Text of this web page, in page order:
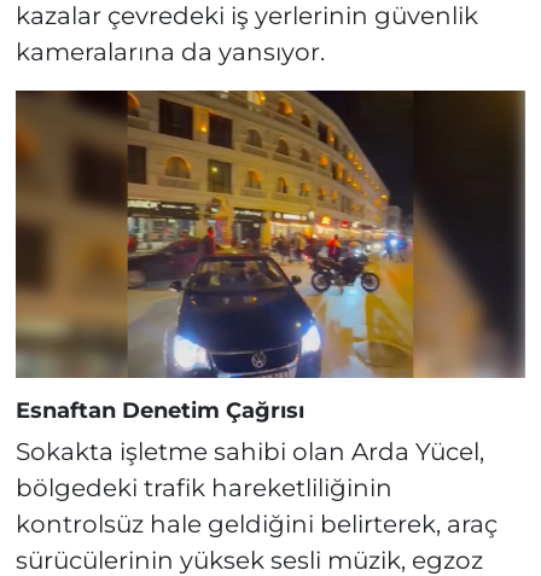
kazalar çevredeki iş yerlerinin güvenlik
kameralarına da yansıyor.
Esnaftan Denetim Çağrısı
Sokakta işletme sahibi olan Arda Yücel,
bölgedeki trafik hareketliliğinin
kontrolsüz hale geldiğini belirterek, araç
sürücülerinin yüksek sesli müzik, egzoz